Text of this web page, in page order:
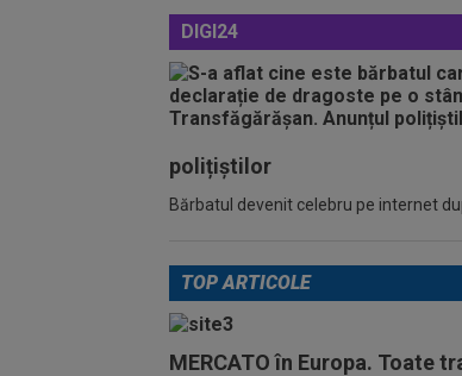
DIGI24
polițiștilor
Bărbatul devenit celebru pe internet
TOP ARTICOLE
MERCATO în Europa. Toate